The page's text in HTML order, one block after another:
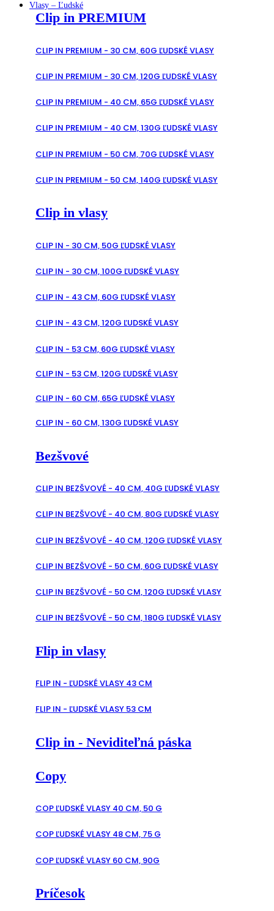
Vlasy – Ľudské
Clip in PREMIUM
CLIP IN PREMIUM - 30 CM, 60G ĽUDSKÉ VLASY
CLIP IN PREMIUM - 30 CM, 120G ĽUDSKÉ VLASY
CLIP IN PREMIUM - 40 CM, 65G ĽUDSKÉ VLASY
CLIP IN PREMIUM - 40 CM, 130G ĽUDSKÉ VLASY
CLIP IN PREMIUM - 50 CM, 70G ĽUDSKÉ VLASY
CLIP IN PREMIUM - 50 CM, 140G ĽUDSKÉ VLASY
Clip in vlasy
CLIP IN - 30 CM, 50G ĽUDSKÉ VLASY
CLIP IN - 30 CM, 100G ĽUDSKÉ VLASY
CLIP IN - 43 CM, 60G ĽUDSKÉ VLASY
CLIP IN - 43 CM, 120G ĽUDSKÉ VLASY
CLIP IN - 53 CM, 60G ĽUDSKÉ VLASY
CLIP IN - 53 CM, 120G ĽUDSKÉ VLASY
CLIP IN - 60 CM, 65G ĽUDSKÉ VLASY
CLIP IN - 60 CM, 130G ĽUDSKÉ VLASY
Bezšvové
CLIP IN BEZŠVOVÉ - 40 CM, 40G ĽUDSKÉ VLASY
CLIP IN BEZŠVOVÉ - 40 CM, 80G ĽUDSKÉ VLASY
CLIP IN BEZŠVOVÉ - 40 CM, 120G ĽUDSKÉ VLASY
CLIP IN BEZŠVOVÉ - 50 CM, 60G ĽUDSKÉ VLASY
CLIP IN BEZŠVOVÉ - 50 CM, 120G ĽUDSKÉ VLASY
CLIP IN BEZŠVOVÉ - 50 CM, 180G ĽUDSKÉ VLASY
Flip in vlasy
FLIP IN - ĽUDSKÉ VLASY 43 CM
FLIP IN - ĽUDSKÉ VLASY 53 CM
Clip in - Neviditeľná páska
Copy
COP ĽUDSKÉ VLASY 40 CM, 50 G
COP ĽUDSKÉ VLASY 48 CM, 75 G
COP ĽUDSKÉ VLASY 60 CM, 90G
Príčesok